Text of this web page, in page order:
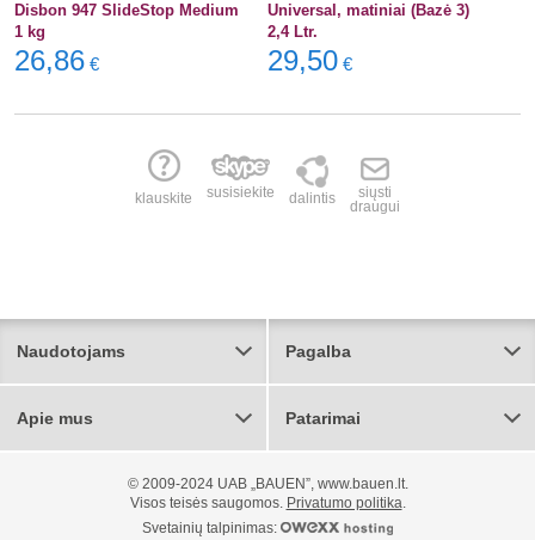
Disbon 947 SlideStop Medium
1 kg
26,86 €
Universal, matiniai (Bazė 3)
2,4 Ltr.
29,50 €
klauskite susisiekite dalintis
siųsti
draugui
Naudotojams Pagalba
Apie mus Patarimai
© 2009-2024 UAB „BAUEN”, www.bauen.lt.
Visos teisės saugomos. Privatumo politika.
Svetainių talpinimas: